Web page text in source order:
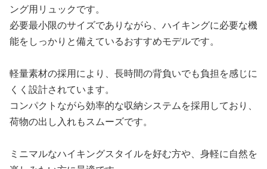
ング用リュックです。
必要最小限のサイズでありながら、ハイキングに必要な機
能をしっかりと備えているおすすめモデルです。
軽量素材の採用により、長時間の背負いでも負担を感じに
くく設計されています。
コンパクトながら効率的な収納システムを採用しており、
荷物の出し入れもスムーズです。
ミニマルなハイキングスタイルを好む方や、身軽に自然を